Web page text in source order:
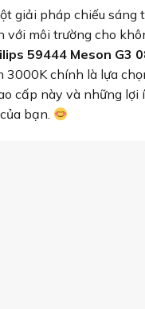
giải pháp chiếu sáng
môi trường cho
59444 Meson G3
3000K chính là lựa
cấp này và những
bạn.